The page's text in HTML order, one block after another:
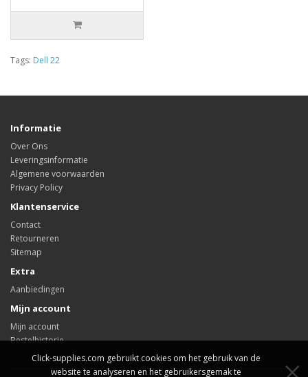
Click-supplies.com gebruikt cookies om het gebruik van de
website te analyseren en het gebruikersgemak te
Tags: Dell 22
Informatie
Over Ons
Leveringsinformatie
Algemene voorwaarden
Privacy Policy
Klantenservice
Contact
Retourneren
Sitemap
Extra
Aanbiedingen
Mijn account
Mijn account
Bestelhistorie